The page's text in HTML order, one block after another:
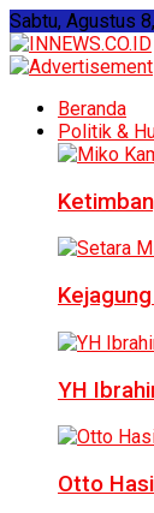
Sabtu, Agustus
Beranda
Politik &
YH
Otto